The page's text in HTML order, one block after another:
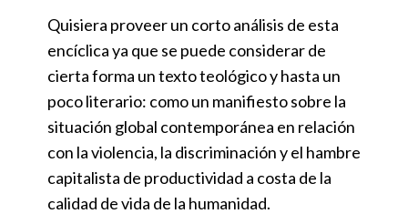
Quisiera proveer un corto análisis de esta
encíclica ya que se puede considerar de
cierta forma un texto teológico y hasta un
poco literario: como un manifiesto sobre la
situación global contemporánea en relación
con la violencia, la discriminación y el hambre
capitalista de productividad a costa de la
calidad de vida de la humanidad.